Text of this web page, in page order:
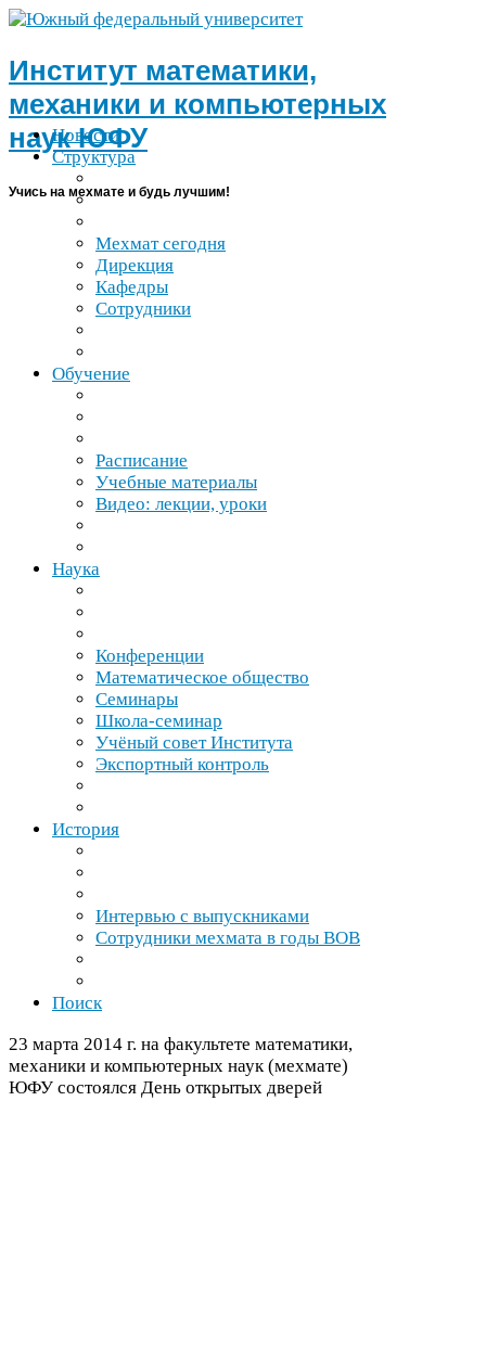
Институт математики,
механики и компьютерных
наукЮФУ
Учись на мехмате и будь лучшим!
Новости
Структура
Мехмат сегодня
Дирекция
Кафедры
Сотрудники
Обучение
Расписание
Учебные материалы
Видео: лекции, уроки
Наука
Конференции
Математическое общество
Семинары
Школа-​семинар
Учёный совет Института
Экспортный контроль
История
Интервью с выпускниками
Сотрудники мехмата в годы ВОВ
Поиск
23 марта 2014 г. на факультете математики,
механики и компьютерных наук (мехмате)
ЮФУ состоялся День открытых дверей